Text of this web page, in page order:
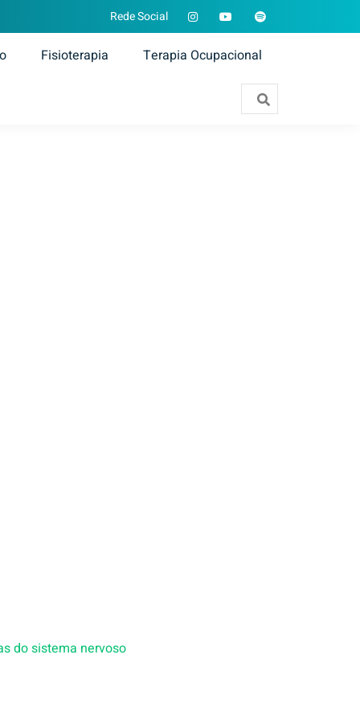
Rede Social
Fisioterapia Terapia Ocupacional
do sistema nervoso